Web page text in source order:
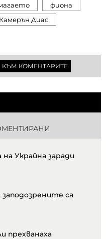
фиона
Камерън Диас
КЪМ КОМЕНТАРИТЕ
Украйна заради
са
прехванаха